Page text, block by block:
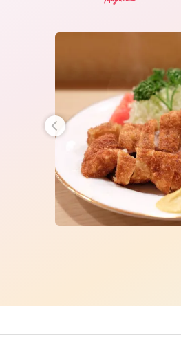
を